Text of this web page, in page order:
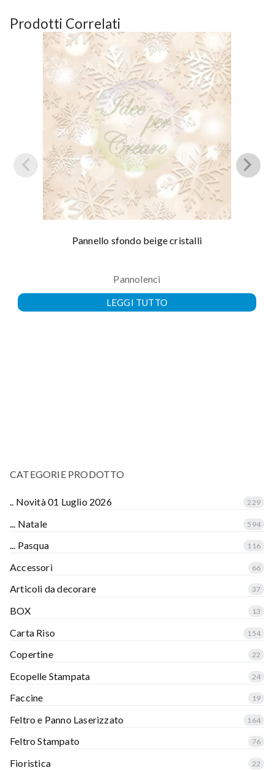
Prodotti Correlati
Pannello sfondo beige cristalli
Pannolenci
LEGGI TUTTO
CATEGORIE PRODOTTO
.. Novità 01 Luglio 2026 229
... Natale 594
... Pasqua 116
Accessori 66
Articoli da decorare 37
BOX 13
Carta Riso 154
Copertine 22
Ecopelle Stampata 24
Faccine 19
Feltro e Panno Laserizzato 164
Feltro Stampato 76
Fioristica 22